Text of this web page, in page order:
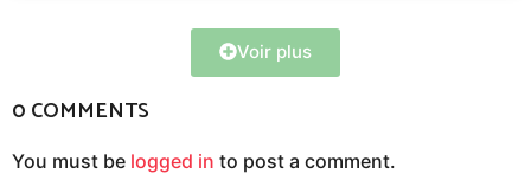
Voir plus
0 COMMENTS
You must be logged in to post a comment.